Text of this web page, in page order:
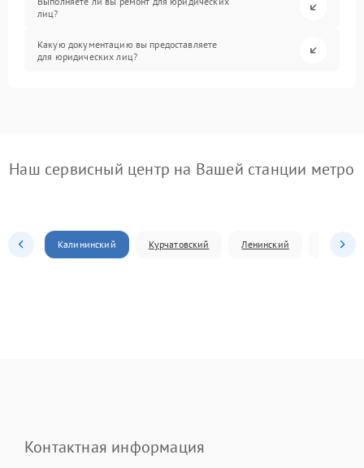
лиц?
Какую документацию вы предоставляете
для юридических лиц?
Наш сервисный центр на Вашей станции метро
Калининский Курчатовский Ленинский
Контактная информация